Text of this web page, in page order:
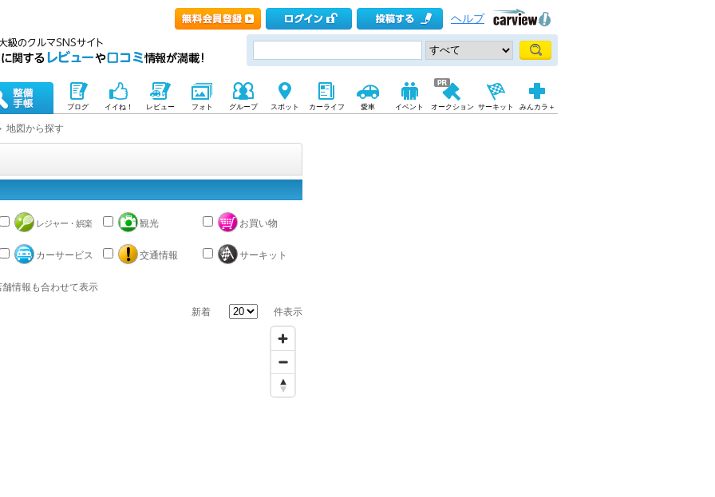
ヘルプ
ブログ イイね！ レビュー フォト グループ スポット カーライフ 愛車 イベント オークション サーキット みんカラ＋
地図から探す
レジャー・娯楽 観光 お買い物
カーサービス 交通情報 サーキット
情報も合わせて表示
新着 件表示